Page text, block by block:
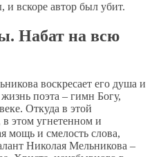
вскоре автор был убит.
Набат на всю
воскресает его душа и
поэта – гимн Богу,
Откуда в этой
этом угнетенном и
мощь и смелость слова,
Николая Мельникова –